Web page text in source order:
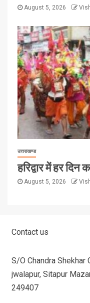
August 5, 2026
उत्तराखण्ड
हरिद्वार में हर दिन
August 5, 2026
Contact us
S/O Chandra Shekhar
jwalapur, Sitapur
249407